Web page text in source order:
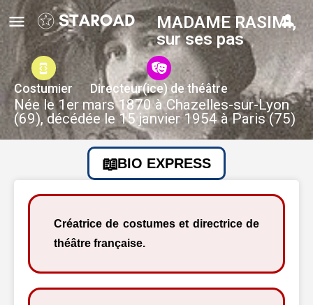
MADAME RASIMI,
sur ses pas
Costumier Directeur(ice) de théâtre
Née le 1er mars 1870 à Chazelles-sur-Lyon
(69), décédée le 15 janvier 1954 à Paris (75)
BIO EXPRESS
Créatrice de costumes et directrice de
théâtre française.